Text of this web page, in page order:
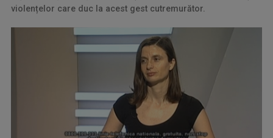
violențelor care duc la acest gest cutremurător.